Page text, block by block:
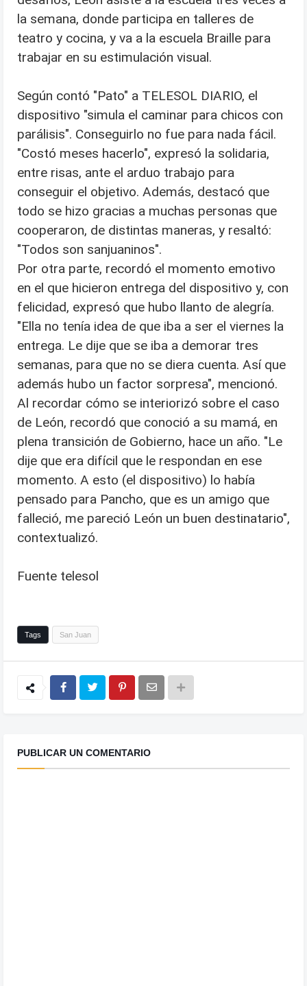
la semana, donde participa en talleres de
teatro y cocina, y va a la escuela Braille para
trabajar en su estimulación visual.
Según contó "Pato" a TELESOL DIARIO, el
dispositivo "simula el caminar para chicos con
parálisis". Conseguirlo no fue para nada fácil.
"Costó meses hacerlo", expresó la solidaria,
entre risas, ante el arduo trabajo para
conseguir el objetivo. Además, destacó que
todo se hizo gracias a muchas personas que
cooperaron, de distintas maneras, y resaltó:
"Todos son sanjuaninos".
Por otra parte, recordó el momento emotivo
en el que hicieron entrega del dispositivo y, con
felicidad, expresó que hubo llanto de alegría.
"Ella no tenía idea de que iba a ser el viernes la
entrega. Le dije que se iba a demorar tres
semanas, para que no se diera cuenta. Así que
además hubo un factor sorpresa", mencionó.
Al recordar cómo se interiorizó sobre el caso
de León, recordó que conoció a su mamá, en
plena transición de Gobierno, hace un año. "Le
dije que era difícil que le respondan en ese
momento. A esto (el dispositivo) lo había
pensado para Pancho, que es un amigo que
falleció, me pareció León un buen destinatario",
contextualizó.
Fuente telesol
Tags San Juan
PUBLICAR UN COMENTARIO